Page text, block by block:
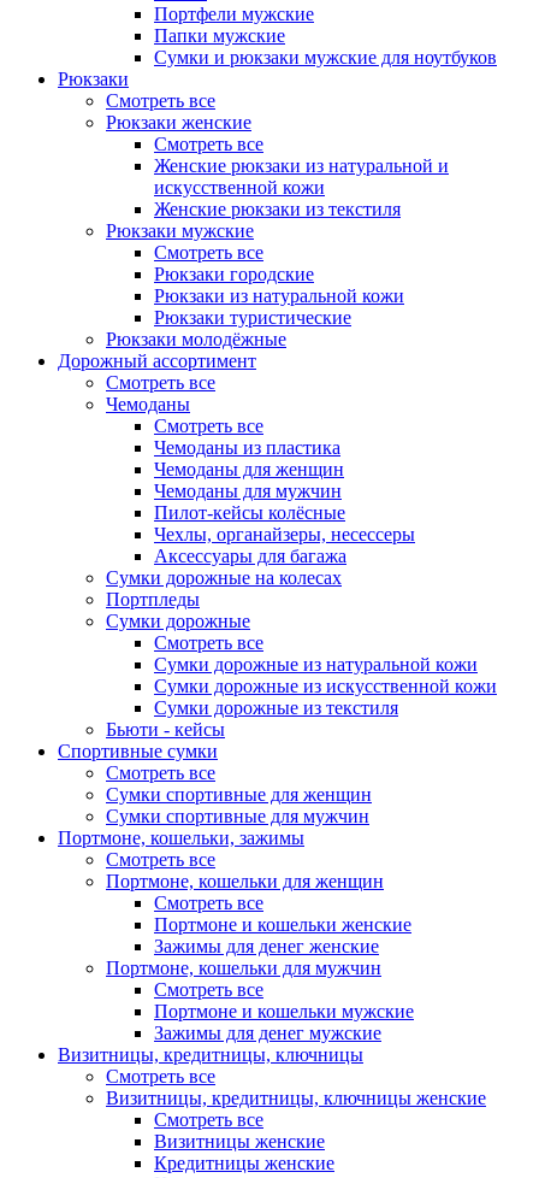
Портфели мужские
Папки мужские
Сумки и рюкзаки мужские для ноутбуков
Рюкзаки
Смотреть все
Рюкзаки женские
Смотреть все
Женские рюкзаки из натуральной и
искусственной кожи
Женские рюкзаки из текстиля
Рюкзаки мужские
Смотреть все
Рюкзаки городские
Рюкзаки из натуральной кожи
Рюкзаки туристические
Рюкзаки молодёжные
Дорожный ассортимент
Смотреть все
Чемоданы
Смотреть все
Чемоданы из пластика
Чемоданы для женщин
Чемоданы для мужчин
Пилот-кейсы колёсные
Чехлы, органайзеры, несессеры
Аксессуары для багажа
Сумки дорожные на колесах
Портпледы
Сумки дорожные
Смотреть все
Сумки дорожные из натуральной кожи
Сумки дорожные из искусственной кожи
Сумки дорожные из текстиля
Бьюти - кейсы
Спортивные сумки
Смотреть все
Сумки спортивные для женщин
Сумки спортивные для мужчин
Портмоне, кошельки, зажимы
Смотреть все
Портмоне, кошельки для женщин
Смотреть все
Портмоне и кошельки женские
Зажимы для денег женские
Портмоне, кошельки для мужчин
Смотреть все
Портмоне и кошельки мужские
Зажимы для денег мужские
Визитницы, кредитницы, ключницы
Смотреть все
Визитницы, кредитницы, ключницы женские
Смотреть все
Визитницы женские
Кредитницы женские